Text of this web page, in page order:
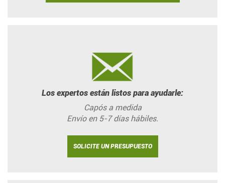
Los expertos están listos para ayudarle:
Capós a medida
Envío en 5-7 días hábiles.
SOLICITE UN PRESUPUESTO